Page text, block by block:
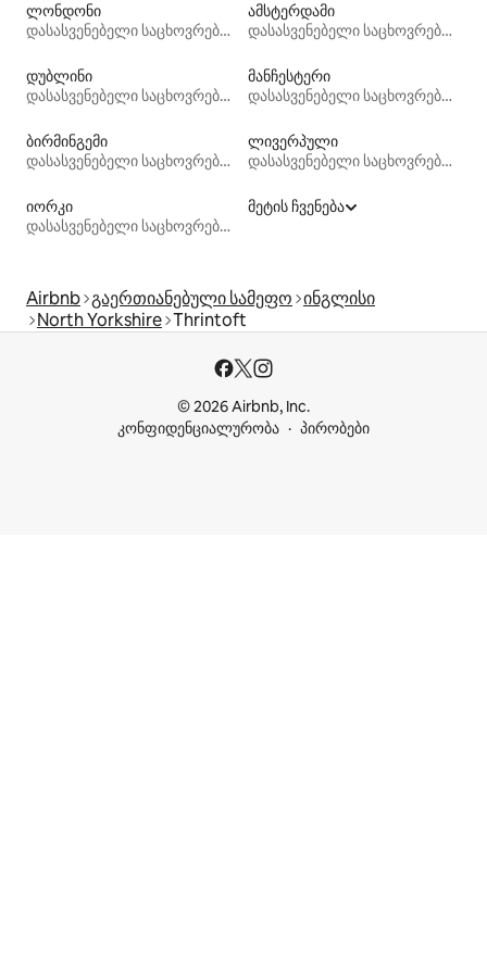
ლონდონი
დასასვენებელი საცხოვრებლები
ამსტერდამი
დასასვენებელი საცხოვრებლები
დუბლინი
დასასვენებელი საცხოვრებლები
მანჩესტერი
დასასვენებელი საცხოვრებლები
ბირმინგემი
დასასვენებელი საცხოვრებლები
ლივერპული
დასასვენებელი საცხოვრებლები
იორკი
დასასვენებელი საცხოვრებლები
მეტის ჩვენება
Airbnb გაერთიანებული სამეფო ინგლისი
North Yorkshire Thrintoft
© 2026 Airbnb, Inc.
კონფიდენციალურობა
პირობები